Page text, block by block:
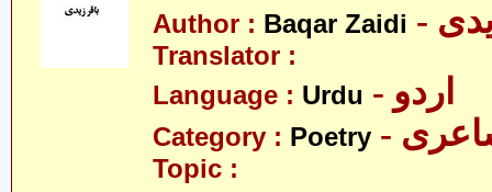
Author : Baqar Zaidi
Translator :
Language : Urdu - اردو
Category : Poetry
Topic :